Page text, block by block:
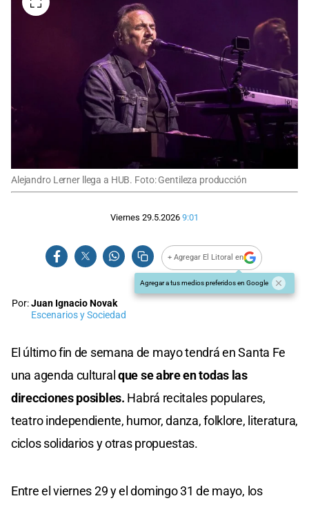
Alejandro Lerner llega a HUB. Foto: Gentileza producción
Viernes 29.5.2026 9:01
+ Agregar El Litoral en
Agregar a tus medios preferidos en Google
Por:Juan Ignacio Novak
Escenarios y Sociedad
El último fin de semana de mayo tendrá en Santa Fe
una agenda culturalque se abre en todas las
direcciones posibles. Habrá recitales populares,
teatro independiente, humor, danza, folklore, literatura,
ciclos solidarios y otras propuestas.
Entre el viernes 29 y el domingo 31 de mayo, los